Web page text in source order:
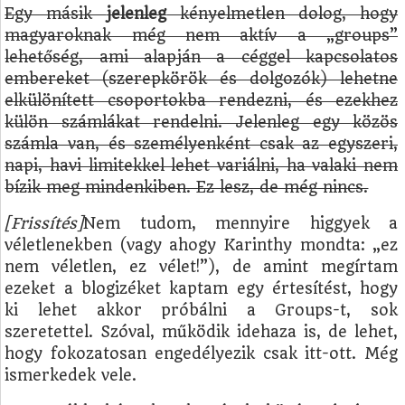
Egy másikjelenlegkényelmetlen dolog, hogy
magyaroknak még nem aktív a „groups”
lehetőség, ami alapján a céggel kapcsolatos
embereket (szerepkörök és dolgozók) lehetne
elkülönített csoportokba rendezni, és ezekhez
külön számlákat rendelni. Jelenleg egy közös
számla van, és személyenként csak az egyszeri,
napi, havi limitekkel lehet variálni, ha valaki nem
bízik meg mindenkiben. Ez lesz, de még nincs.
[Frissítés]Nem tudom, mennyire higgyek a
véletlenekben (vagy ahogy Karinthy mondta: „ez
nem véletlen, ez vélet!”), de amint megírtam
ezeket a blogizéket kaptam egy értesítést, hogy
ki lehet akkor próbálni a Groups-t, sok
szeretettel. Szóval, működik idehaza is, de lehet,
hogy fokozatosan engedélyezik csak itt-ott. Még
ismerkedek vele.